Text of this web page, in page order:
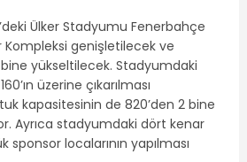
Ülker Stadyumu Fenerbahçe
Kompleksi genişletilecek ve
yükseltilecek. Stadyumdaki
üzerine çıkarılması
kapasitesinin de 820’den 2 bine
Ayrıca stadyumdaki dört kenar
localarının yapılması